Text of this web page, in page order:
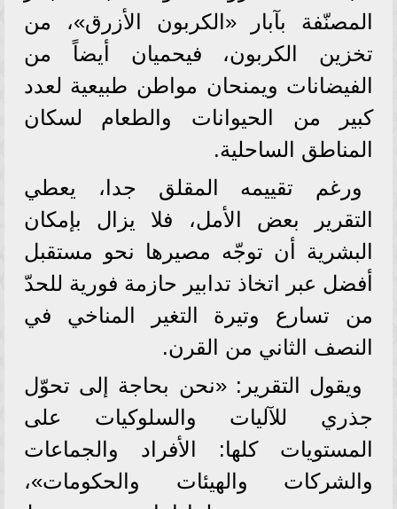
المصنّفة بآبار «الكربون الأزرق»، من
تخزين الكربون، فيحميان أيضاً من
الفيضانات ويمنحان مواطن طبيعية لعدد
كبير من الحيوانات والطعام لسكان
المناطق الساحلية.
ورغم تقييمه المقلق جدا، يعطي
التقرير بعض الأمل، فلا يزال بإمكان
البشرية أن توجّه مصيرها نحو مستقبل
أفضل عبر اتخاذ تدابير حازمة فورية للحدّ
من تسارع وتيرة التغير المناخي في
النصف الثاني من القرن.
ويقول التقرير: «نحن بحاجة إلى تحوّل
جذري للآليات والسلوكيات على
المستويات كلها: الأفراد والجماعات
والشركات والهيئات والحكومات»،